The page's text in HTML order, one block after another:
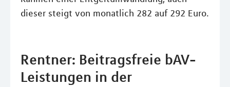
dieser steigt von monatlich 282 auf 292 Euro.
Rentner: Beitragsfreie bAV-
Leistungen in der